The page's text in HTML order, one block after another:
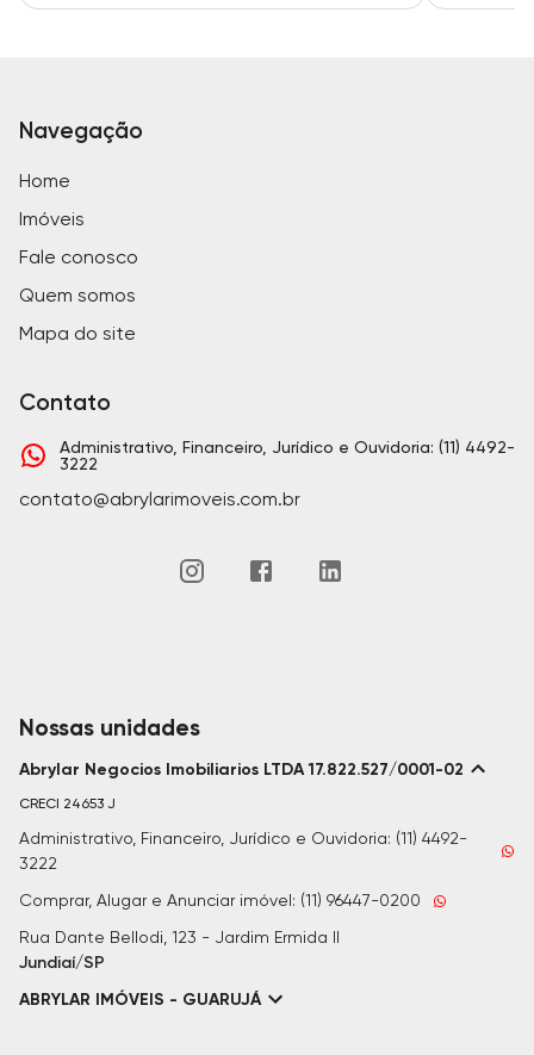
Navegação
Home
Imóveis
Fale conosco
Quem somos
Mapa do site
Contato
Administrativo, Financeiro, Jurídico e Ouvidoria: (11) 4492-
3222
contato@abrylarimoveis.com.br
Nossas unidades
Abrylar Negocios Imobiliarios LTDA 17.822.527/0001-02
CRECI 24653 J
Administrativo, Financeiro, Jurídico e Ouvidoria: (11) 4492-
3222
Comprar, Alugar e Anunciar imóvel: (11) 96447-0200
Rua Dante Bellodi, 123 - Jardim Ermida II
Jundiaí/SP
ABRYLAR IMÓVEIS - GUARUJÁ